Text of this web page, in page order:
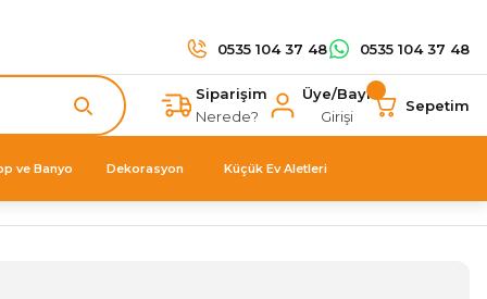
0535 104 37 48 0535 104 37 48
Siparişim
Nerede?
Üye/Bayi
Girişi
Sepetim
ve Banyo Dekorasyon Küçük Ev Aletleri